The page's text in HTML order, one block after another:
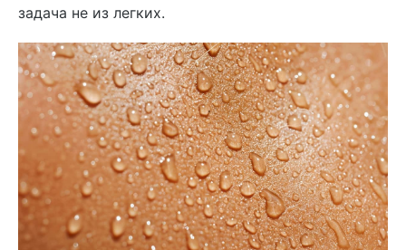
задача не из легких.